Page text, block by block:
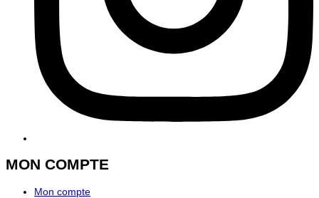
MON COMPTE
Mon compte